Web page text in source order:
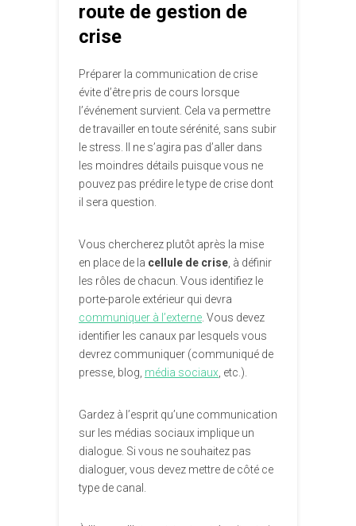
route de gestion de
crise
Préparer la communication de crise
évite d’être pris de cours lorsque
l’événement survient. Cela va permettre
de travailler en toute sérénité, sans subir
le stress. Il ne s’agira pas d’aller dans
les moindres détails puisque vous ne
pouvez pas prédire le type de crise dont
il sera question.
Vous chercherez plutôt après la mise
en place de la cellule de crise, à définir
les rôles de chacun. Vous identifiez le
porte-parole extérieur qui devra
communiquer à l’externe. Vous devez
identifier les canaux par lesquels vous
devrez communiquer (communiqué de
presse, blog, média sociaux, etc.).
Gardez à l’esprit qu’une communication
sur les médias sociaux implique un
dialogue. Si vous ne souhaitez pas
dialoguer, vous devez mettre de côté ce
type de canal.